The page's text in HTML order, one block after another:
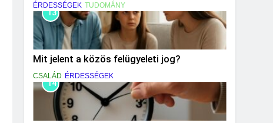
ÉRDESSÉGEK TUDOMÁNY
13
Mit jelent a közös felügyeleti jog?
CSALÁD ÉRDESSÉGEK
14